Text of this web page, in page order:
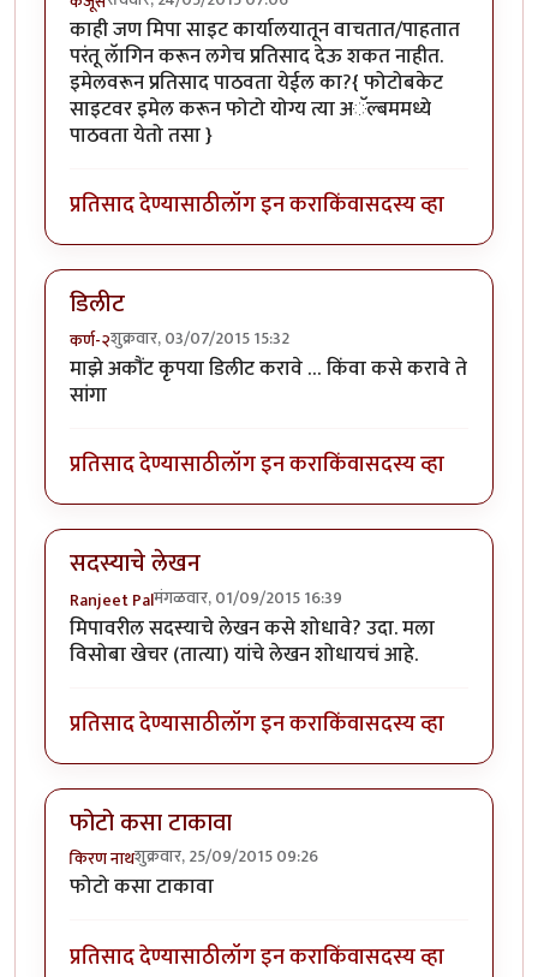
काही जण मिपा साइट कार्यालयातून वाचतात/पाहतात
परंतू लॅागिन करून लगेच प्रतिसाद देऊ शकत नाहीत.
इमेलवरून प्रतिसाद पाठवता येईल का?{ फोटोबकेट
साइटवर इमेल करून फोटो योग्य त्या अॅल्बममध्ये
पाठवता येतो तसा }
प्रतिसाद देण्यासाठीलॉग इन कराकिंवासदस्य व्हा
डिलीट
कर्ण-२शुक्रवार, 03/07/2015 15:32
माझे अकौंट कृपया डिलीट करावे … किंवा कसे करावे ते
सांगा
प्रतिसाद देण्यासाठीलॉग इन कराकिंवासदस्य व्हा
सदस्याचे लेखन
Ranjeet Palमंगळवार, 01/09/2015 16:39
मिपावरील सदस्याचे लेखन कसे शोधावे? उदा. मला
विसोबा खेचर (तात्या) यांचे लेखन शोधायचं आहे.
प्रतिसाद देण्यासाठीलॉग इन कराकिंवासदस्य व्हा
फोटो कसा टाकावा
किरण नाथशुक्रवार, 25/09/2015 09:26
फोटो कसा टाकावा
प्रतिसाद देण्यासाठीलॉग इन कराकिंवासदस्य व्हा